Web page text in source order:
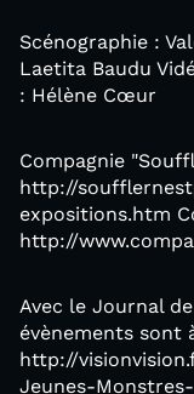
Scénographie :
Laetita Baudu
: Hélène Cœur
Compagnie
http://
expositions.htm
http://
Avec le Journal
évènements sont
http://
Jeunes-Monstres-